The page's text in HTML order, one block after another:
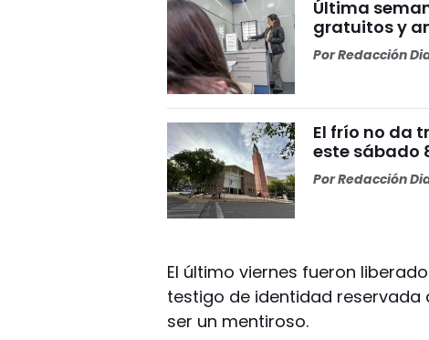
Última
gratuitos y
PorRedacción
El frío no da
este sábado
PorRedacción
El último viernes fueron
testigo de identidad reservada
ser un mentiroso.